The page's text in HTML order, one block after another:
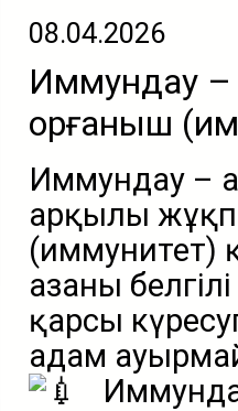
08.04.2026
Иммундау –
қорғаныш
Иммундау –
арқылы
(иммунитет)
ағзаны
қарсы
адам